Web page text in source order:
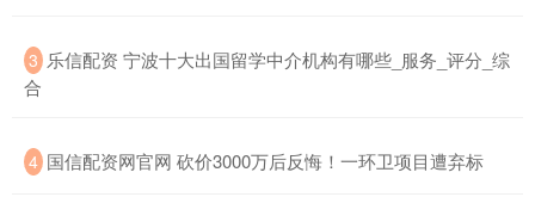
3 ​乐信配资 宁波十大出国留学中介机构有哪些_服务_评分_综
合
4 ​国信配资网官网 砍价3000万后反悔！一环卫项目遭弃标